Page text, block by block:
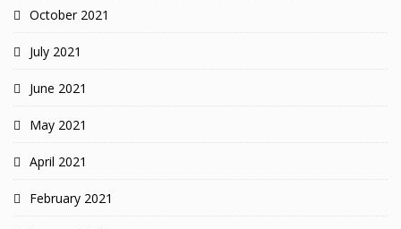
October 2021
July 2021
June 2021
May 2021
April 2021
February 2021